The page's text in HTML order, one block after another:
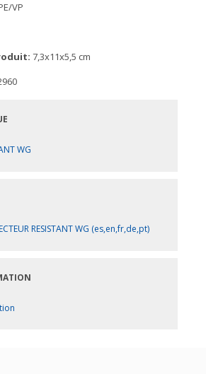
VP
7,3x11x5,5 cm
WG
RESISTANT WG (es,en,fr,de,pt)